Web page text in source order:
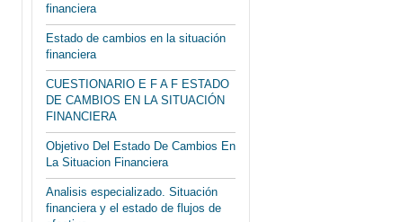
financiera
Estado de cambios en la situación
financiera
CUESTIONARIO E F A F ESTADO
DE CAMBIOS EN LA SITUACIÓN
FINANCIERA
Objetivo Del Estado De Cambios En
La Situacion Financiera
Analisis especializado. Situación
financiera y el estado de flujos de